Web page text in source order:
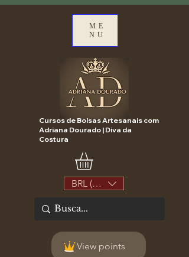
ME
NU
Cursos de Bolsas Artesanais com
Adriana Dourado | Diva da
Costura
BRL (R$)
View points